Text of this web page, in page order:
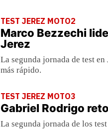
TEST JEREZ MOTO2
Marco Bezzechi
Jerez
La segunda jornada de test
más rápido.
TEST JEREZ MOTO3
Gabriel Rodrigo
La segunda jornada de los